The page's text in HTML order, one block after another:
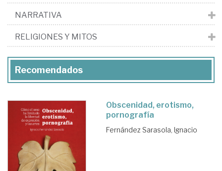
NARRATIVA
RELIGIONES Y MITOS
Recomendados
Obscenidad, erotismo,
pornografía
Fernández Sarasola, Ignacio